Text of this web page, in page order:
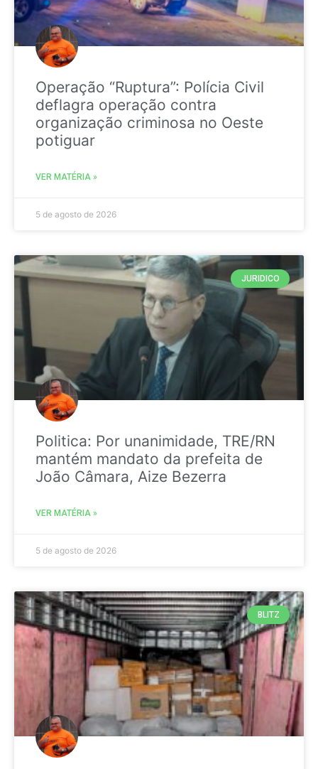
Operação “Ruptura”: Polícia Civil
deflagra operação contra
organização criminosa no Oeste
potiguar
VER MATÉRIA »
5 de agosto de 2026
JURIDICO
Politica: Por unanimidade, TRE/RN
mantém mandato da prefeita de
João Câmara, Aize Bezerra
VER MATÉRIA »
5 de agosto de 2026
BLITZ